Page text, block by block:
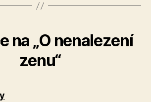
na „O nenalezení
zenu“